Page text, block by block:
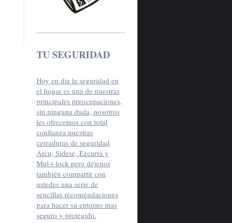
TU SEGURIDAD
Hoy en día la seguridad en
el hogar es una de nuestras
principales preocupaciones,
sin ninguna duda, nosotros
les ofrecemos con total
confianza nuestras
cerraduras de seguridad
Arcu, Sidese, Ezcurra y
Mul-t-lock pero déjenos
también compartir con
ustedes una serie de
sencillas recomendaciones
para hacer su entorno mas
seguro y protegido.